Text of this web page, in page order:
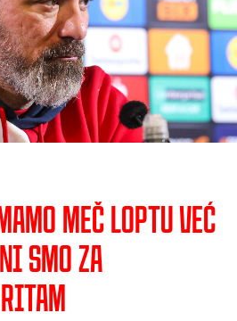
meč loptu već
smo za